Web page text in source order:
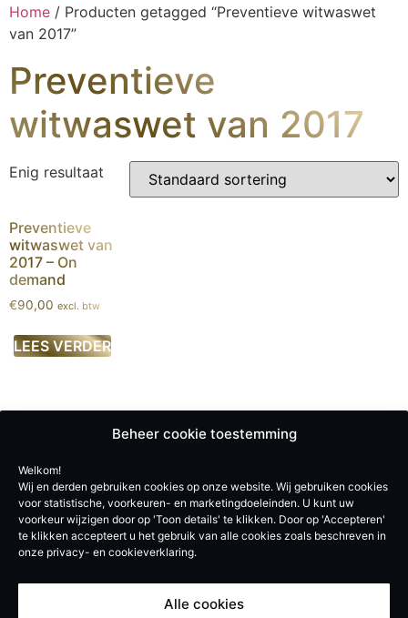
Beheer cookie toestemming
Welkom!
Wij en derden gebruiken cookies op onze website. Wij gebruiken cookies
voor statistische, voorkeuren- en marketingdoeleinden. U kunt uw
voorkeur wijzigen door op 'Toon details' te klikken. Door op 'Accepteren'
te klikken accepteert u het gebruik van alle cookies zoals beschreven in
onze privacy- en cookieverklaring.
Alle cookies
Home / Producten getagged “Preventieve witwaswet
van 2017”
Preventieve
witwaswet van 2017
Enig resultaat
Preventieve
witwaswet van
2017 – On
demand
€90,00 excl. btw
LEES VERDER
Privacy verklaring
Cookiebeleid
Algemene gebruiksvoorwaarden
De Experten BV